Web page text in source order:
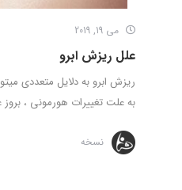
می 19, 2019
علل ریزش ابرو
ریزش ابرو به دلایل متعددی
به علت تغییرات هورمونی ،
نسخه